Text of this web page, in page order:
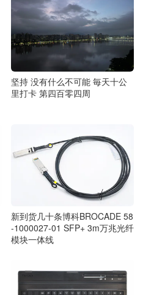
坚持 没有什么不可能 毎天十公
里打卡 第四百零四周
新到货几十条博科BROCADE 58
-1000027-01 SFP+ 3m万兆光纤
模块一体线